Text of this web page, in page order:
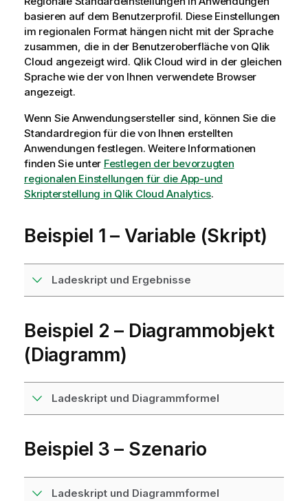
basieren auf dem Benutzerprofil. Diese Einstellungen
im regionalen Format hängen nicht mit der Sprache
zusammen, die in der Benutzeroberfläche von Qlik
Cloud angezeigt wird. Qlik Cloud wird in der gleichen
Sprache wie der von Ihnen verwendete Browser
angezeigt.
Wenn Sie Anwendungsersteller sind, können Sie die
Standardregion für die von Ihnen erstellten
Anwendungen festlegen. Weitere Informationen
finden Sie unter Festlegen der bevorzugten
regionalen Einstellungen für die App-und
Skripterstellung in Qlik Cloud Analytics.
Beispiel 1 – Variable (Skript)
Ladeskript und Ergebnisse
Beispiel 2 – Diagrammobjekt
(Diagramm)
Ladeskript und Diagrammformel
Beispiel 3 – Szenario
Ladeskript und Diagrammformel